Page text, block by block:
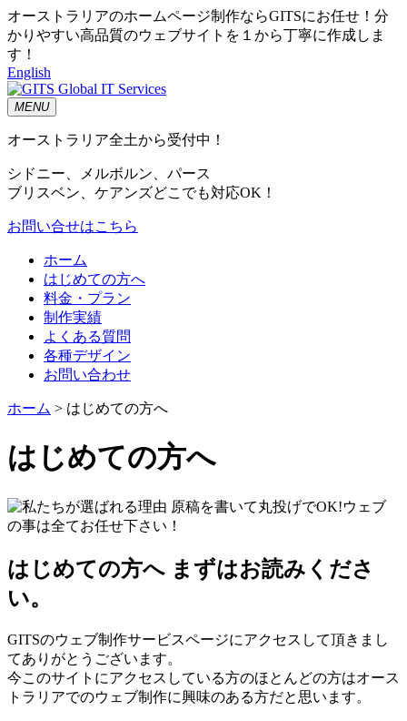
オーストラリアのホームページ制作ならGITSにお任せ！分
かりやすい高品質のウェブサイトを１から丁寧に作成しま
す！
English
MENU
オーストラリア全土から受付中！
シドニー、メルボルン、パース
ブリスベン、ケアンズどこでも対応OK！
お問い合せはこちら
ホーム
はじめての方へ
料金・プラン
制作実績
よくある質問
各種デザイン
お問い合わせ
ホーム > はじめての方へ
はじめての方へ
はじめての方へ まずはお読みくださ
い。
GITSのウェブ制作サービスページにアクセスして頂きまし
てありがとうございます。
今このサイトにアクセスしている方のほとんどの方はオース
トラリアでのウェブ制作に興味のある方だと思います。